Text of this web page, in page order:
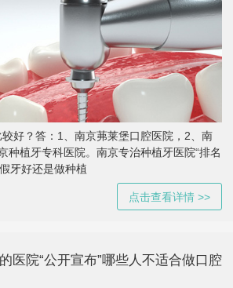
好？答：1、南京茀莱堡口腔医院，2、南
种植牙专科医院。南京专治种植牙医院“排名
牙好还是做种植
点击查看详情 >>
医院“公开宣布”哪些人不适合做口腔